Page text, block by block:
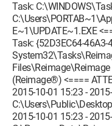
Task:
E~1\UPDATE~1.EXE
Task: {52D3EC64-46A3-
Files\Reimage\Reimage
(Reimage®) <====
2015-10-01 15:23 - 2015-
2015-10-01 15:23 -